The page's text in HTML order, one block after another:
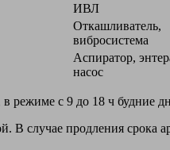
ИВЛ
Откашливатель,
вибросистема
Аспиратор,
насос
режиме с 9 до 18 ч будние
В случае продления срока